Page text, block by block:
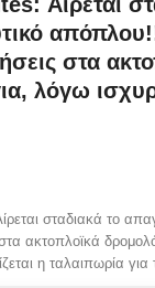
στα
λόγω
σταδιακά το
ακτοπλοϊκά
η ταλαιπωρία για